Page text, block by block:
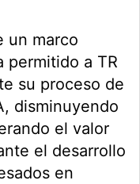
un marco
permitido a TR
su proceso de
disminuyendo
el valor
el desarrollo
en